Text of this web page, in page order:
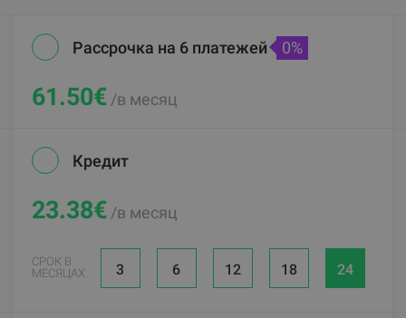
Рассрочка на 6 платежей 0%
61.50€ /в месяц
Кредит
23.38€ /в месяц
СРОК В
МЕСЯЦАХ
3 6 12 18 24